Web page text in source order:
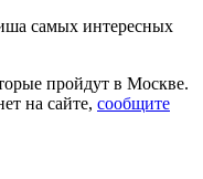
самых интересных
пройдут в Москве.
на сайте, сообщите